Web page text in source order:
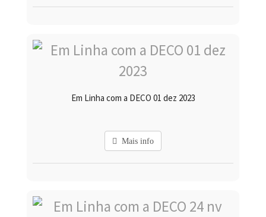
Em Linha com a DECO 01 dez 2023
Mais info